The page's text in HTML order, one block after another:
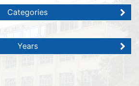
Categories
Years